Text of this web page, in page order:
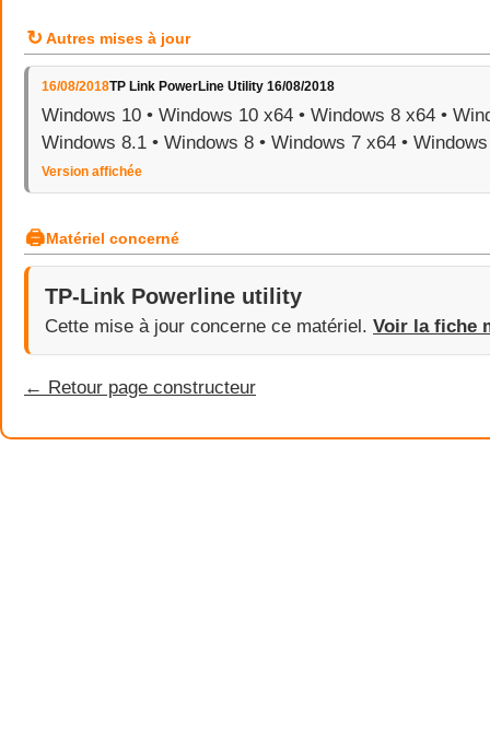
↻ Autres mises à jour
16/08/2018TP Link PowerLine Utility 16/08/2018
Windows 10 • Windows 10 x64 • Windows 8 x64 •
Windows 8.1 • Windows 8 • Windows 7 x64 •
Version affichée
🖨Matériel concerné
TP-Link Powerline utility
Cette mise à jour concerne ce matériel. Voir la fiche
← Retour page constructeur